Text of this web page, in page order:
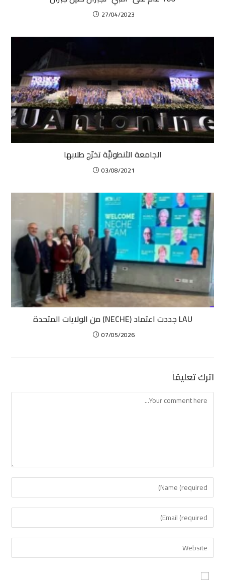
27/04/2023
الجامعة الأنطونيَّة تخرّج طلابها
03/08/2021
LAU جددت اعتماد (NECHE) من الولايات المتحدة
07/05/2026
اترك تعليقاً